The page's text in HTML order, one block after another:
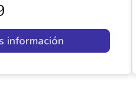
información